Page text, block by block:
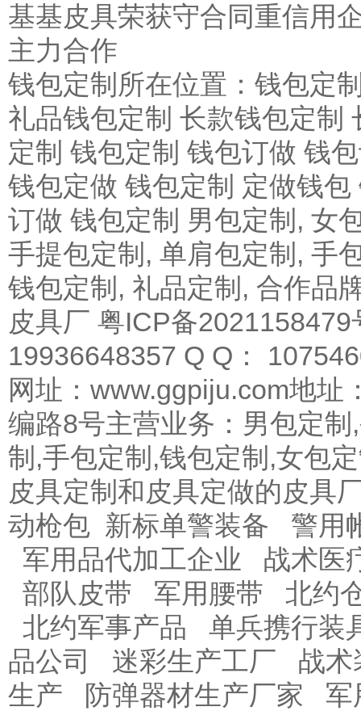
基基皮具荣获守合同重信用
主力合作
钱包定制 所在位置：钱包定
礼品钱包定制 长款钱包定制
定制 钱包定制 钱包订做 钱
钱包定做 钱包定制 定做钱
订做 钱包定制 男包定制 , 女
手提包定制, 单肩包定制 , 手
钱包定制, 礼品定制 , 合作品
皮具厂 粤ICP备2021158479
19936648357 Q Q：
网址：www.ggpiju.com地址
编路8号主营业务：男包定
制,手包定制,钱包定制,女包
皮具定制和皮具定做的皮具
动枪包 新标单警装备
警用
军用品代加工企业
战术医
部队皮带
军用腰带
北约
北约军事产品
单兵携行装
品公司
迷彩生产工厂
战术
生产
防弹器材生产厂家 军